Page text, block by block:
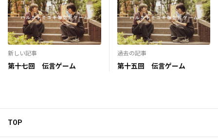
新しい記事
第十七回 伝言ゲーム
過去の記事
第十五回 伝言ゲーム
TOP